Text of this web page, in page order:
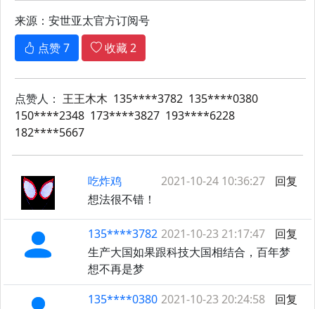
来源：安世亚太官方订阅号
点赞7 收藏2
点赞人： 王王木木 135****3782 135****0380
150****2348 173****3827 193****6228
182****5667
吃炸鸡 回复
2021-10-24 10:36:27
想法很不错！
135****3782 回复
2021-10-23 21:17:47
生产大国如果跟科技大国相结合，百年梦
想不再是梦
135****0380
回复
2021-10-23 20:24:58